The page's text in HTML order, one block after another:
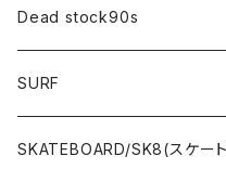
Dead stock90s
SURF
WetSuits(ウェットスーツ )
SKATEBOARD/SK8(スケー